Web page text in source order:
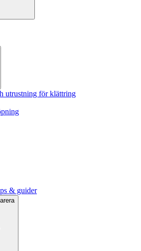
utrustning för klättring
& guider